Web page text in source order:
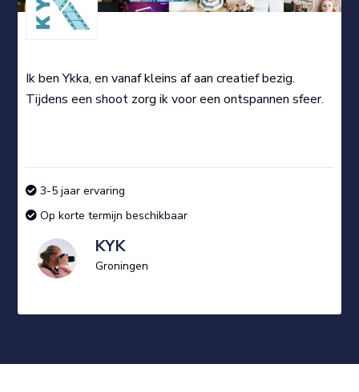
Ik ben Ykka, en vanaf kleins af aan creatief bezig.
Tijdens een shoot zorg ik voor een ontspannen sfeer.
3-5 jaar ervaring
Op korte termijn beschikbaar
KYK
Groningen